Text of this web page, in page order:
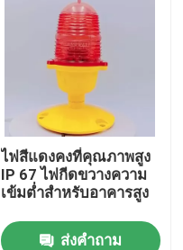
ไฟสีแดงคงที่คุณภาพสูง
IP 67 ไฟกีดขวางความ
เข้มต่ำสำหรับอาคารสูง
ส่งคำถาม